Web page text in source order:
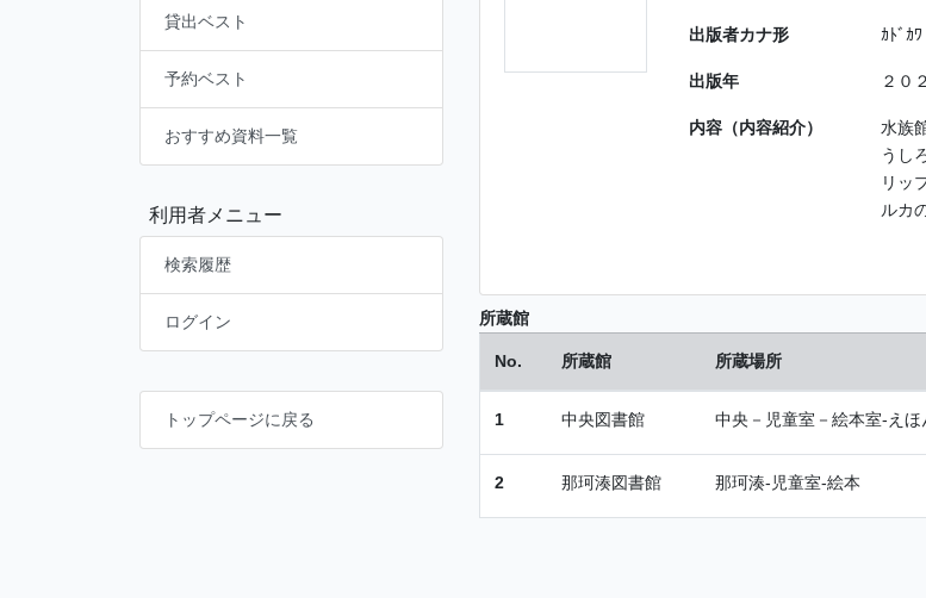
貸出ベスト
予約ベスト
おすすめ資料一覧
利用者メニュー
検索履歴
ログイン
トップページに戻る
出版者カナ形 ｶﾄﾞｶﾜ
出版年 ２０
内容（内容紹介）
水族
うし
リッ
ルカ
所蔵館
No. 所蔵館 所蔵場所
1 中央図書館 中央－児童室－絵本室-えほ
2 那珂湊図書館 那珂湊-児童室-絵本